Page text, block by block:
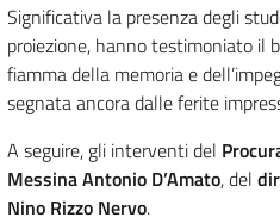
Significativa la presenza degli
proiezione, hanno testimoniato il
fiamma della memoria e
segnata ancora dalle ferite
A seguire, gli interventi del
Messina Antonio D’Amato, del
Nino Rizzo Nervo.